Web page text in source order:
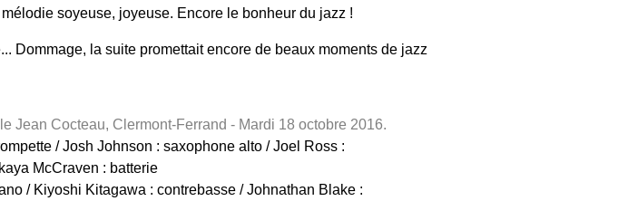
soyeuse, joyeuse. Encore le bonheur du jazz !
Dommage, la suite promettait encore de beaux moments de jazz
Jean Cocteau, Clermont-Ferrand - Mardi 18 octobre 2016.
/ Josh Johnson : saxophone alto / Joel Ross :
McCraven : batterie
/ Kiyoshi Kitagawa : contrebasse / Johnathan Blake :